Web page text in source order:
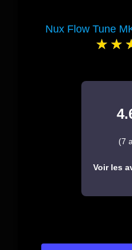
Nux Flow Tune
(7
Voir les